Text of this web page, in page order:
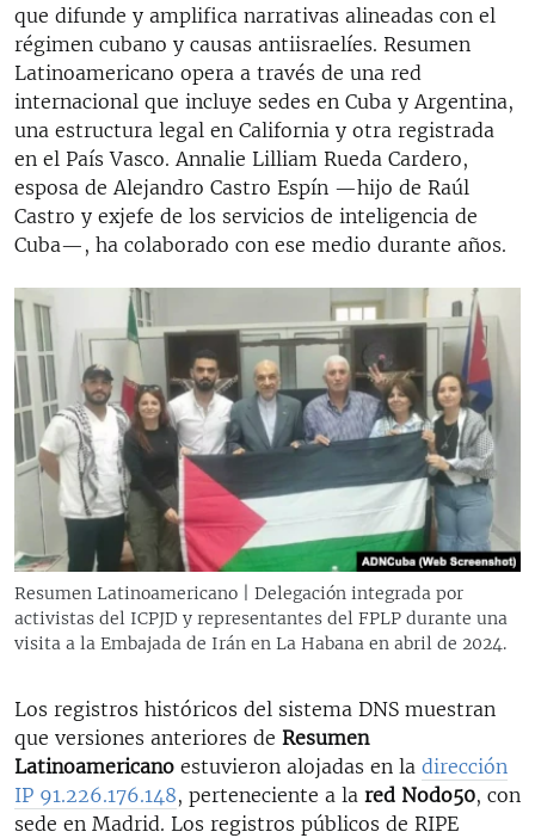
que difunde y amplifica narrativas alineadas con el
régimen cubano y causas antiisraelíes. Resumen
Latinoamericano opera a través de una red
internacional que incluye sedes en Cuba y Argentina,
una estructura legal en California y otra registrada
en el País Vasco. Annalie Lilliam Rueda Cardero,
esposa de Alejandro Castro Espín —hijo de Raúl
Castro y exjefe de los servicios de inteligencia de
Cuba—, ha colaborado con ese medio durante años.
Resumen Latinoamericano | Delegación integrada por
activistas del ICPJD y representantes del FPLP durante una
visita a la Embajada de Irán en La Habana en abril de 2024.
Los registros históricos del sistema DNS muestran
que versiones anteriores de Resumen
Latinoamericano estuvieron alojadas en la dirección
IP 91.226.176.148, perteneciente a la red Nodo50, con
sede en Madrid. Los registros públicos de RIPE